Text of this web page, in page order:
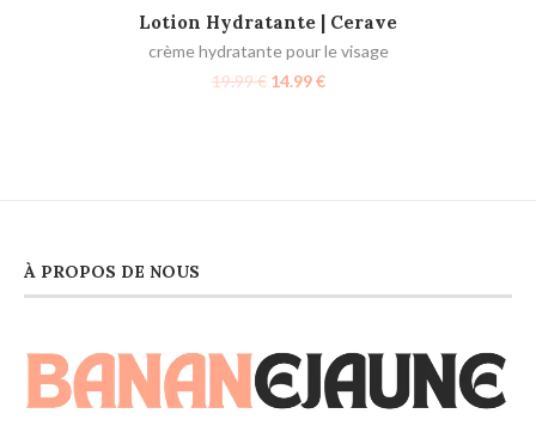
AJOUTER AU PANIER
Lotion Hydratante | Cerave
crème hydratante pour le visage
19.99€ 14.99€
À PROPOS DE NOUS